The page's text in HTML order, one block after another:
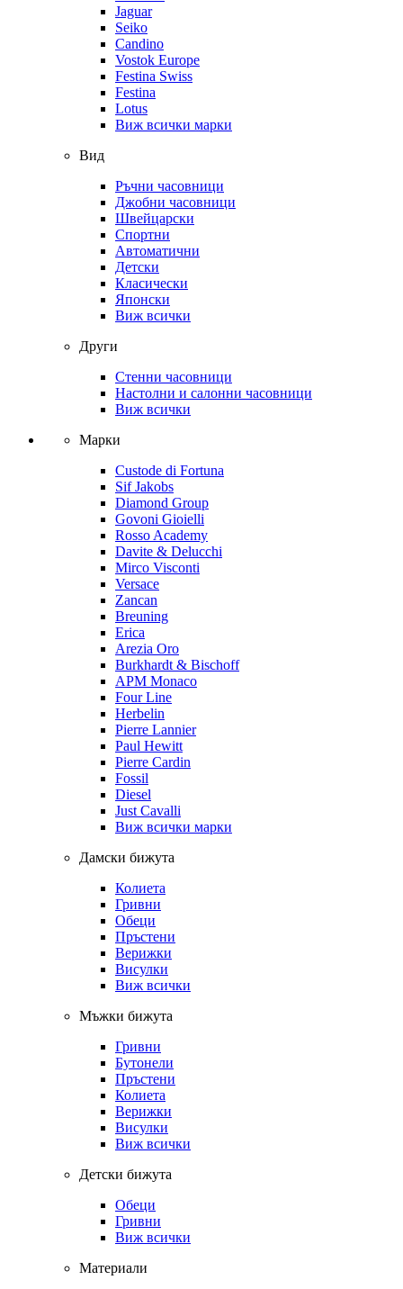
Jaguar
Seiko
Candino
Vostok Europe
Festina Swiss
Festina
Lotus
Виж всички марки
Вид
Ръчни часовници
Джобни часовници
Швейцарски
Спортни
Автоматични
Детски
Класически
Японски
Виж всички
Други
Стенни часовници
Настолни и салонни часовници
Виж всички
Марки
Custode di Fortuna
Sif Jakobs
Diamond Group
Govoni Gioielli
Rosso Academy
Davite & Delucchi
Mirco Visconti
Versace
Zancan
Breuning
Erica
Arezia Oro
Burkhardt & Bischoff
APM Monaco
Four Line
Herbelin
Pierre Lannier
Paul Hewitt
Pierre Cardin
Fossil
Diesel
Just Cavalli
Виж всички марки
Дамски бижута
Колиета
Гривни
Обеци
Пръстени
Верижки
Висулки
Виж всички
Мъжки бижута
Гривни
Бутонели
Пръстени
Колиета
Верижки
Висулки
Виж всички
Детски бижута
Обеци
Гривни
Виж всички
Материали